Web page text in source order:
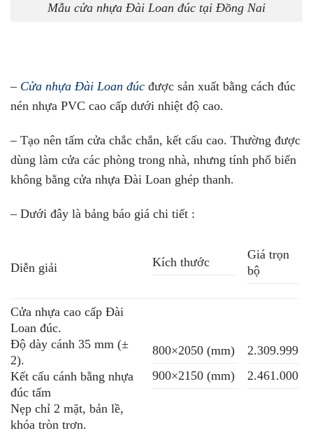
Mẫu cửa nhựa Đài Loan đúc tại Đồng Nai
– Cửa nhựa Đài Loan đúc được sản xuất bằng cách đúc
nén nhựa PVC cao cấp dưới nhiệt độ cao.
– Tạo nên tấm cửa chắc chắn, kết cấu cao. Thường được
dùng làm cửa các phòng trong nhà, nhưng tính phổ biến
không bằng cửa nhựa Đài Loan ghép thanh.
– Dưới đây là bảng báo giá chi tiết :
Diễn giải Kích thước
Giá trọn
bộ
Cửa nhựa cao cấp Đài
Loan đúc.
Độ dày cánh 35 mm (±
2).
Kết cấu cánh bằng nhựa
đúc tấm
Nẹp chỉ 2 mặt, bản lề,
khóa tròn trơn.
800×2050 (mm)
900×2150 (mm)
2.309.999
2.461.000